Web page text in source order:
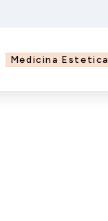
Medicina Estetica